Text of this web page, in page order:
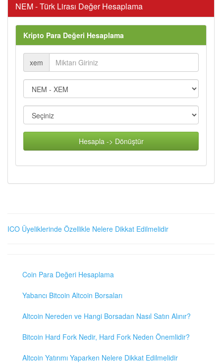
NEM - Türk Lirası Değer Hesaplama
Kripto Para Değeri Hesaplama
xem
Hesapla -> Dönüştür
ICO Üyeliklerinde Özellikle Nelere Dikkat Edilmelidir
Coin Para Değeri Hesaplama
Yabancı Bitcoin Altcoin Borsaları
Altcoin Nereden ve Hangi Borsadan Nasıl Satın Alınır?
Bitcoin Hard Fork Nedir, Hard Fork Neden Önemlidir?
Altcoin Yatırımı Yaparken Nelere Dikkat Edilmelidir